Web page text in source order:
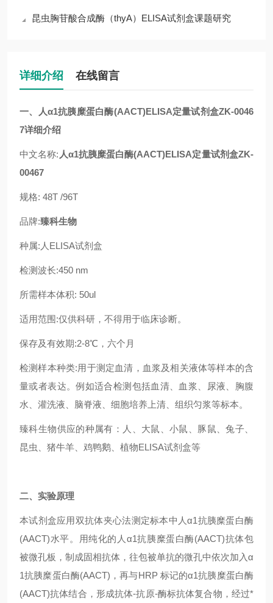
昆虫胸苷酸合成酶（thyA）ELISA试剂盒课题研究
详细介绍 在线留言
一、人α1抗胰糜蛋白酶(AACT)ELISA定量试剂盒ZK-0046
7详细介绍
中文名称: 人α1抗胰糜蛋白酶(AACT)ELISA定量试剂盒ZK-
00467
规格: 48T /96T
品牌:臻科生物
种属:人ELISA试剂盒
检测波长:450 nm
所需样本体积: 50ul
适用范围:仅供科研，不得用于临床诊断。
保存及有效期:2-8℃，六个月
检测样本种类:用于测定血清，血浆及相关液体等样本的含
量或者表达。例如适合检测包括血清、血浆、尿液、胸腹
水、灌洗液、脑脊液、细胞培养上清、组织匀浆等标本。
臻科生物供应的种属有：人、大鼠、小鼠、豚鼠、兔子、
昆虫、猪牛羊、鸡鸭鹅、植物ELISA试剂盒等
二、实验原理
本试剂盒应用双抗体夹心法测定标本中人α1抗胰糜蛋白酶
(AACT)水平。用纯化的人α1抗胰糜蛋白酶(AACT)抗体包
被微孔板，制成固相抗体，往包被单抗的微孔中依次加入α
1抗胰糜蛋白酶(AACT)，再与HRP 标记的α1抗胰糜蛋白酶
(AACT)抗体结合，形成抗体-抗原-酶标抗体复合物，经过*